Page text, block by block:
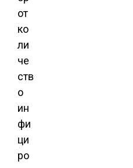
от
ко
ли
че
ств
о
ин
фи
ци
ро